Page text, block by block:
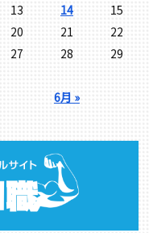
6月 »
13 14
15
20 21
22
27 28
29